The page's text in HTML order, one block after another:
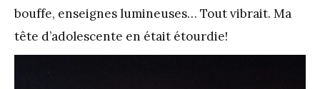
bouffe, enseignes lumineuses… Tout vibrait. Ma
tête d’adolescente en était étourdie!